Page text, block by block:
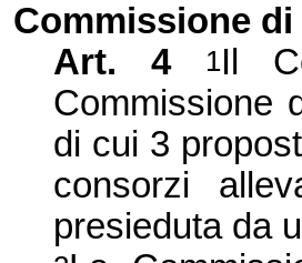
Commissione
Art. 4
1Il
Commissione
di cui 3
consorzi
presieduta da